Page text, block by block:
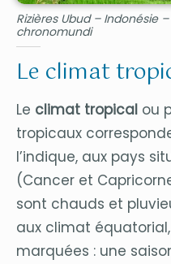
Rizières Ubud – Indonésie
chronomundi
Le climat
Le climat tropical ou
tropicaux
l’indique, aux pays
(Cancer et
sont chauds et
aux climat
marquées : une